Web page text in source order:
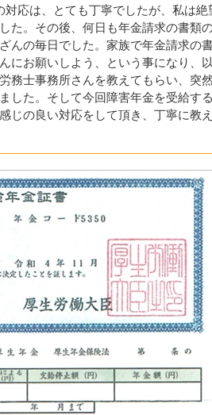
応は、とても丁寧でしたが、私は絶
た。その後、何日も年金請求の書類
んの毎日でした。家族で年金請求の
にお願いしよう、という事になり、
務士事務所さんを教えてもらい、突
した。そして今回障害年金を受給す
じの良い対応をして頂き、丁寧に教